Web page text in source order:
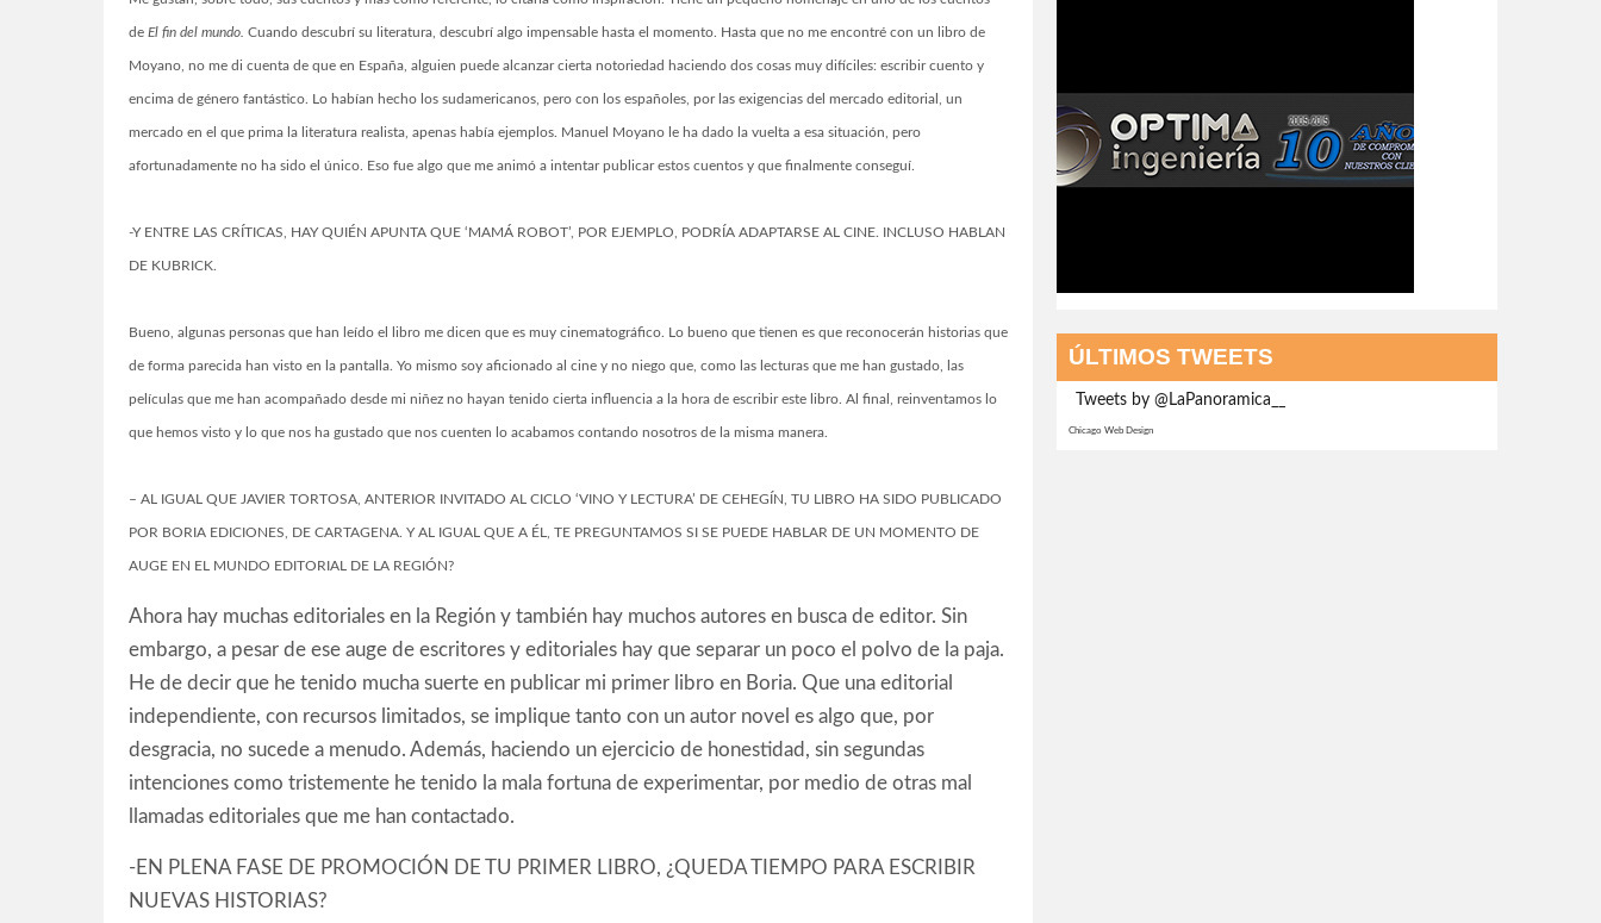
de El fin del mundo. Cuando descubrí su literatura, descubrí algo impensable hasta el momento. Hasta que no me encontré con un libro de
Moyano, no me di cuenta de que en España, alguien puede alcanzar cierta notoriedad haciendo dos cosas muy difíciles: escribir cuento y
encima de género fantástico. Lo habían hecho los sudamericanos, pero con los españoles, por las exigencias del mercado editorial, un
mercado en el que prima la literatura realista, apenas había ejemplos. Manuel Moyano le ha dado la vuelta a esa situación, pero
afortunadamente no ha sido el único. Eso fue algo que me animó a intentar publicar estos cuentos y que finalmente conseguí.
-Y ENTRE LAS CRÍTICAS, HAY QUIÉN APUNTA QUE ‘MAMÁ ROBOT’, POR EJEMPLO, PODRÍA ADAPTARSE AL CINE. INCLUSO HABLAN
DE KUBRICK.
Bueno, algunas personas que han leído el libro me dicen que es muy cinematográfico. Lo bueno que tienen es que reconocerán historias que
de forma parecida han visto en la pantalla. Yo mismo soy aficionado al cine y no niego que, como las lecturas que me han gustado, las
películas que me han acompañado desde mi niñez no hayan tenido cierta influencia a la hora de escribir este libro. Al final, reinventamos lo
que hemos visto y lo que nos ha gustado que nos cuenten lo acabamos contando nosotros de la misma manera.
– AL IGUAL QUE JAVIER TORTOSA, ANTERIOR INVITADO AL CICLO ‘VINO Y LECTURA’ DE CEHEGÍN, TU LIBRO HA SIDO PUBLICADO
POR BORIA EDICIONES, DE CARTAGENA. Y AL IGUAL QUE A ÉL, TE PREGUNTAMOS SI SE PUEDE HABLAR DE UN MOMENTO DE
AUGE EN EL MUNDO EDITORIAL DE LA REGIÓN?
Ahora hay muchas editoriales en la Región y también hay muchos autores en busca de editor. Sin
embargo, a pesar de ese auge de escritores y editoriales hay que separar un poco el polvo de la paja.
He de decir que he tenido mucha suerte en publicar mi primer libro en Boria. Que una editorial
independiente, con recursos limitados, se implique tanto con un autor novel es algo que, por
desgracia, no sucede a menudo. Además, haciendo un ejercicio de honestidad, sin segundas
intenciones como tristemente he tenido la mala fortuna de experimentar, por medio de otras mal
llamadas editoriales que me han contactado.
-EN PLENA FASE DE PROMOCIÓN DE TU PRIMER LIBRO, ¿QUEDA TIEMPO PARA ESCRIBIR
NUEVAS HISTORIAS?
ÚLTIMOS TWEETS
Tweets by @LaPanoramica__
Chicago Web Design